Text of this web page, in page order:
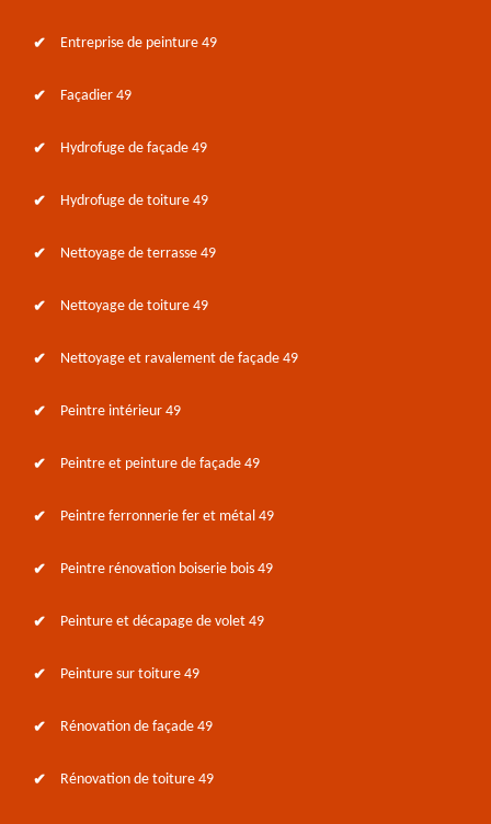
Entreprise de peinture 49
Façadier 49
Hydrofuge de façade 49
Hydrofuge de toiture 49
Nettoyage de terrasse 49
Nettoyage de toiture 49
Nettoyage et ravalement de façade 49
Peintre intérieur 49
Peintre et peinture de façade 49
Peintre ferronnerie fer et métal 49
Peintre rénovation boiserie bois 49
Peinture et décapage de volet 49
Peinture sur toiture 49
Rénovation de façade 49
Rénovation de toiture 49